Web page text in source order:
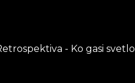
- Ko gasi svetlo